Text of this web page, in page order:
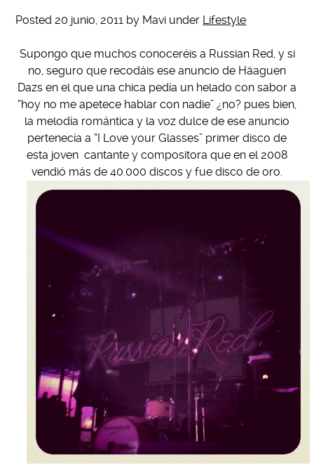
Posted20 junio, 2011 by Mavi under Lifestyle
Supongo que muchos conoceréis a Russian Red, y si
no, seguro que recodáis ese anuncio de Häaguen
Dazs en el que una chica pedía un helado con sabor a
“hoy no me apetece hablar con nadie” ¿no? pues bien,
la melodía romántica y la voz dulce de ese anuncio
pertenecía a “I Love your Glasses” primer disco de
esta joven cantante y compositora que en el 2008
vendió más de 40.000 discos y fue disco de oro.